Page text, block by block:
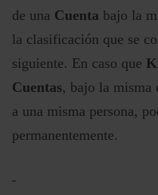
de una Cuenta bajo la
la clasificación que se
siguiente. En caso que
Cuentas, bajo la misma
a una misma persona,
permanentemente.